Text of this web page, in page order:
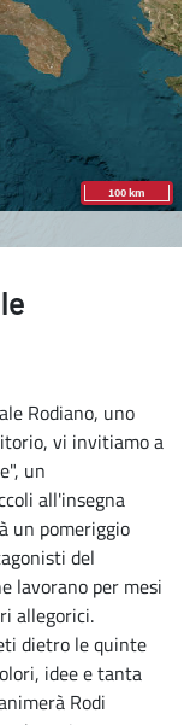
Rodiano, uno
vi invitiamo a
un
all'insegna
un pomeriggio
del
lavorano per mesi
allegorici.
dietro le quinte
idee e tanta
Rodi